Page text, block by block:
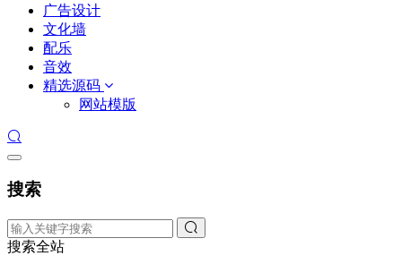
广告设计
文化墙
配乐
音效
精选源码
网站模版
搜索
搜索全站